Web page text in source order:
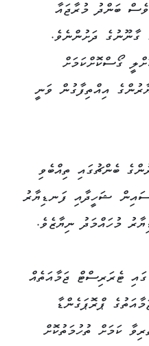
ބަންދު މުރާޖައާ
ގާނޫނުގެ ދަށުންނެވެ.
ގޯސްކޮށްކަމަށް
އިއްތިފާގުން ވަނީ
ބެންޗުގައި ތިއްބެވި
ޝަހީދާއި ފަނޑިޔާރު
މުހައްމަދު ނިޔާޒެވެ.
ޓެރަރިސްޓް ޖަމާއަތެއް
ޕްރޮޕަގެންޑާ
ކަމަށް ތުހުމަތުކޮށް